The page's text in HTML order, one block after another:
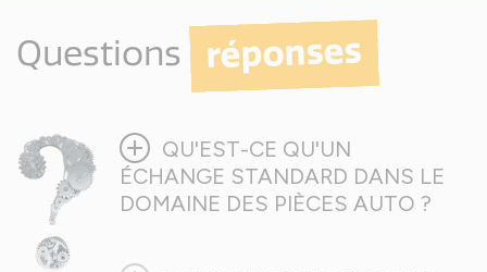
Questions réponses
add QU'EST-CE QU'UN
ÉCHANGE STANDARD DANS LE
DOMAINE DES PIÈCES AUTO ?